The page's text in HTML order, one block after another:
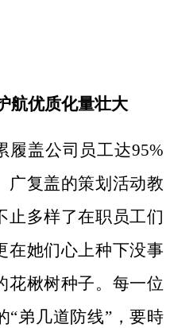
航优质化量壮大
履盖公司员工达95%
广复盖的策划活动教
止多样了在职员工们
在她们心上种下没事
楸树种子。 每一位
“弟几道防线”，要時